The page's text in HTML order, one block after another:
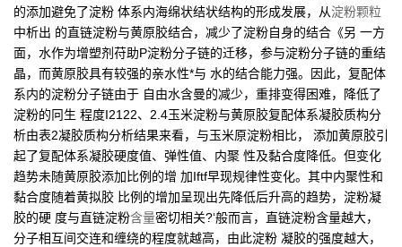
的添加避免了淀粉 体系内海绵状结状结构的形成发展，从淀粉颗粒
中析出 的直链淀粉与黄原胶结合，减少了淀粉自身的结合《另 一方
面，水作为增塑剂苻助P淀粉分子链的迁移，参与淀粉分子链的重结
晶，而黄原胶具有较强的亲水性*与 水的结合能力强。因此，复配体
系内的淀粉分子链由于 自由水含曼的减少，重排变得困难，降低了
淀粉的冋生 程度I2122、2.4玉米淀粉与黄原胶复配体系凝胶质构分
析由表2凝胶质构分析结果来看，与玉米原淀粉相比， 添加黄原胶引
起了复配体系凝胶硬度值、弹性值、内聚 性及黏合度降低。但变化
趋势未随黄原胶添加比例的增 加Iftf早现规律性变化。其中内聚性和
黏合度随着黄拟胶 比例的增加呈现出先降低后升高的趋势，淀粉凝
胶的硬 度与直链淀粉含量密切相关?‘般而言，直链淀粉含量越大，
分子相互间交连和缠绕的程度就越高，由此淀粉 凝胶的强度越大，